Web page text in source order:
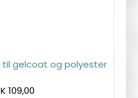
gelcoat og polyester
109,00